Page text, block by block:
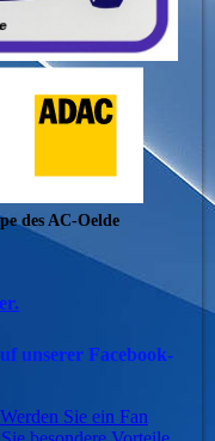
des AC-Oelde
unserer Facebook-
Sie ein Fan